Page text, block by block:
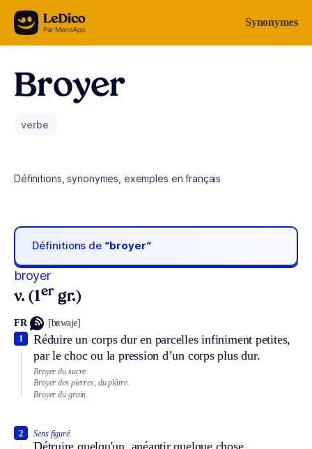
Aller au contenu Synonymes
Broyer
verbe
Définitions, synonymes, exemples en français
Définitions de “broyer“
broyer
v. (1er gr.)
FR [bʀwaje]
Réduire un corps dur en parcelles infiniment petites,
par le choc ou la pression d’un corps plus dur.
1
Broyer du sucre.
Broyer des pierres, du plâtre.
Broyer du grain.
Sens figuré.
2